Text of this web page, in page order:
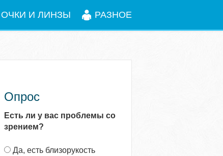
ОЧКИ И ЛИНЗЫ РАЗНОЕ
Опрос
Есть ли у вас проблемы со
зрением?
В Да, есть близорукость